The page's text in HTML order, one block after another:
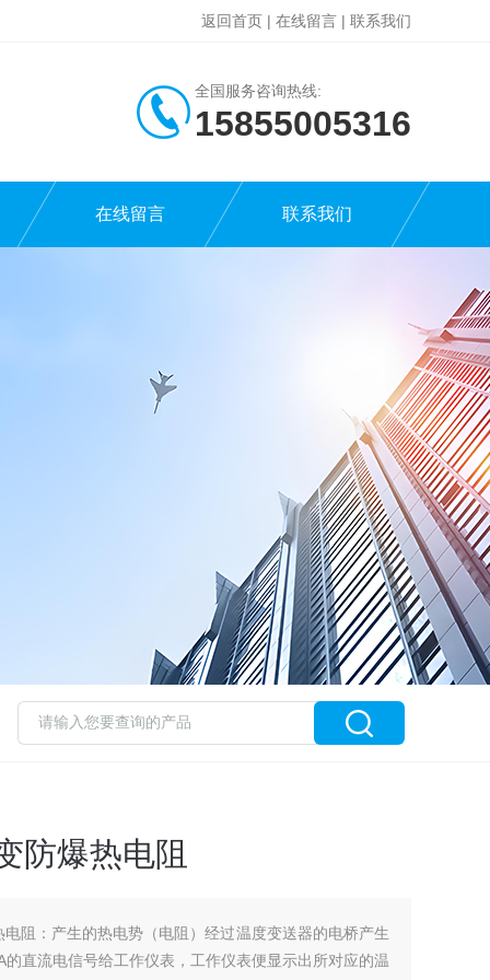
返回首页 | 在线留言 | 联系我们
全国服务咨询热线:
15855005316
在线留言 联系我们
防爆热电阻
阻：产生的热电势（电阻）经过温度变送器的电桥产生
直流电信号给工作仪表，工作仪表便显示出所对应的温